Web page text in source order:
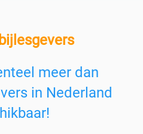
meer dan
in Nederland